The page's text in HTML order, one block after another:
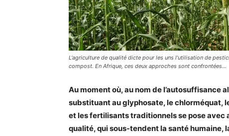
L'agriculture de qualité dicte pour les uns l'utilisation de
compost. En Afrique, ces deux approches sont confrontées...
Au moment où, au nom de l’autosuffisance
substituant au glyphosate, le chlorméquat,
et les fertilisants traditionnels se pose avec
qualité, qui sous-tendent la santé